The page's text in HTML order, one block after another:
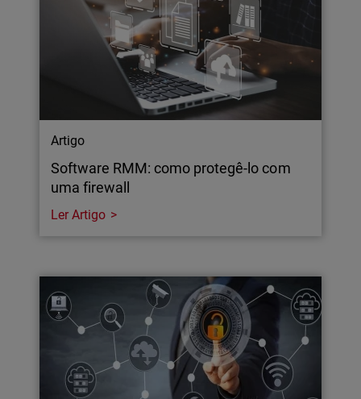
Artigo
Software RMM: como protegê-lo com
uma firewall
Ler Artigo